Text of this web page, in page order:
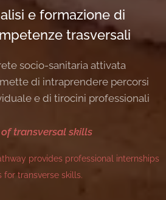
e formazione di
trasversali
socio-sanitaria attivata
di intraprendere percorsi
e di tirocini professionali
transversal skills
provides professional internships
transverse skills.